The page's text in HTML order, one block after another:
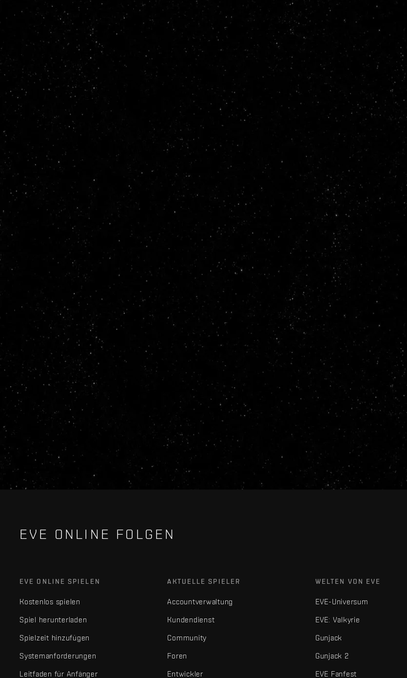
EVE ONLINE FOLGEN
EVE ONLINE SPIELEN
Kostenlos spielen
Spiel herunterladen
Spielzeit hinzufügen
Systemanforderungen
Leitfaden für Anfänger
AKTUELLE SPIELER
Accountverwaltung
Kundendienst
Community
Foren
Entwickler
WELTEN VON EVE
EVE-Universum
EVE: Valkyrie
Gunjack
Gunjack 2
EVE Fanfest